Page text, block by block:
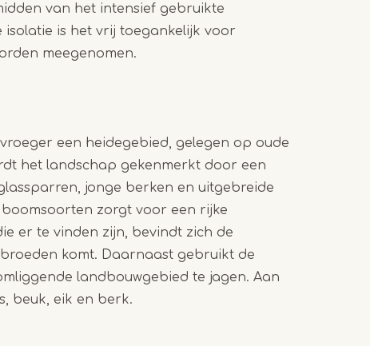
van het intensief gebruikte
is het vrij toegankelijk voor
meegenomen.
een heidegebied, gelegen op oude
het landschap gekenmerkt door een
jonge berken en uitgebreide
zorgt voor een rijke
er te vinden zijn, bevindt zich de
komt. Daarnaast gebruikt de
landbouwgebied te jagen. Aan
beuk, eik en berk.